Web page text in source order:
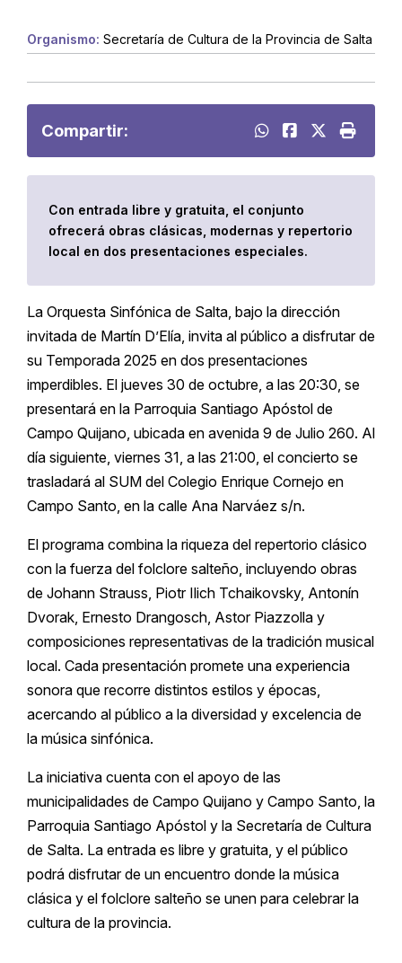
Organismo: Secretaría de Cultura de la Provincia de Salta
Compartir:
Con entrada libre y gratuita, el conjunto
ofrecerá obras clásicas, modernas y repertorio
local en dos presentaciones especiales.
La Orquesta Sinfónica de Salta, bajo la dirección
invitada de Martín D’Elía, invita al público a disfrutar de
su Temporada 2025 en dos presentaciones
imperdibles. El jueves 30 de octubre, a las 20:30, se
presentará en la Parroquia Santiago Apóstol de
Campo Quijano, ubicada en avenida 9 de Julio 260. Al
día siguiente, viernes 31, a las 21:00, el concierto se
trasladará al SUM del Colegio Enrique Cornejo en
Campo Santo, en la calle Ana Narváez s/n.
El programa combina la riqueza del repertorio clásico
con la fuerza del folclore salteño, incluyendo obras
de Johann Strauss, Piotr Ilich Tchaikovsky, Antonín
Dvorak, Ernesto Drangosch, Astor Piazzolla y
composiciones representativas de la tradición musical
local. Cada presentación promete una experiencia
sonora que recorre distintos estilos y épocas,
acercando al público a la diversidad y excelencia de
la música sinfónica.
La iniciativa cuenta con el apoyo de las
municipalidades de Campo Quijano y Campo Santo, la
Parroquia Santiago Apóstol y la Secretaría de Cultura
de Salta. La entrada es libre y gratuita, y el público
podrá disfrutar de un encuentro donde la música
clásica y el folclore salteño se unen para celebrar la
cultura de la provincia.